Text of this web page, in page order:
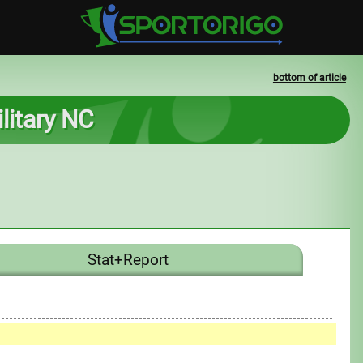
bottom of article
NC
Stat+Report